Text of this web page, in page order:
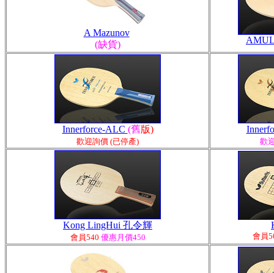
A Mazunov
(缺貨)
Innerforce-ALC (舊版)
歡迎詢價 (已停產) 歡
Kong LingHui 孔令輝
會員540 優惠月價450 會員